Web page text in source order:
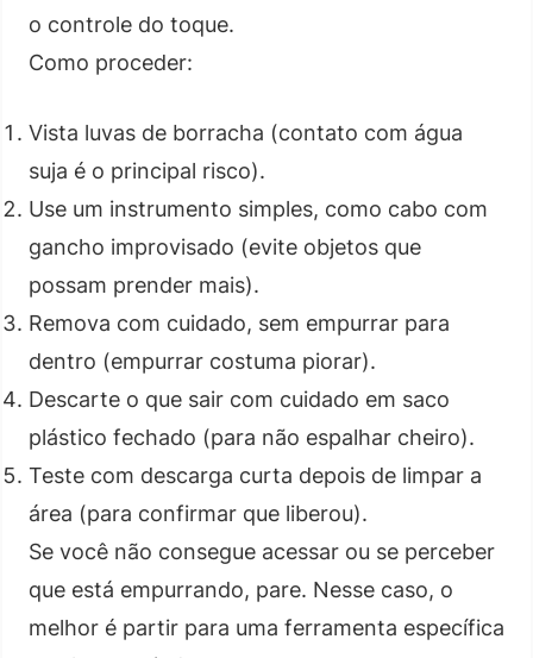
o controle do toque.
Como proceder:
Vista luvas de borracha (contato com água
suja é o principal risco).
Use um instrumento simples, como cabo com
gancho improvisado (evite objetos que
possam prender mais).
Remova com cuidado, sem empurrar para
dentro (empurrar costuma piorar).
Descarte o que sair com cuidado em saco
plástico fechado (para não espalhar cheiro).
Teste com descarga curta depois de limpar a
área (para confirmar que liberou).
Se você não consegue acessar ou se perceber
que está empurrando, pare. Nesse caso, o
melhor é partir para uma ferramenta específica